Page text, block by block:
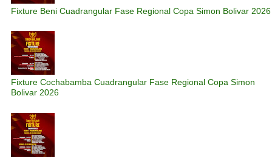
Fixture Beni Cuadrangular Fase Regional Copa Simon Bolivar 2026
Fixture Cochabamba Cuadrangular Fase Regional Copa Simon
Bolivar 2026